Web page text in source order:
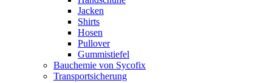
Jacken
Shirts
Hosen
Pullover
Gummistiefel
Bauchemie von Sycofix
Transportsicherung